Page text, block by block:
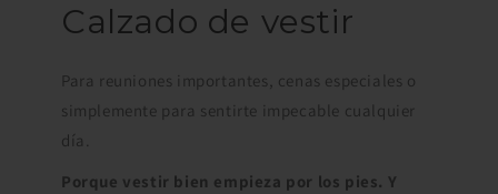
Calzado de vestir
Para reuniones importantes, cenas especiales o
simplemente para sentirte impecable cualquier
día.
Porque vestir bien empieza por los pies. Y